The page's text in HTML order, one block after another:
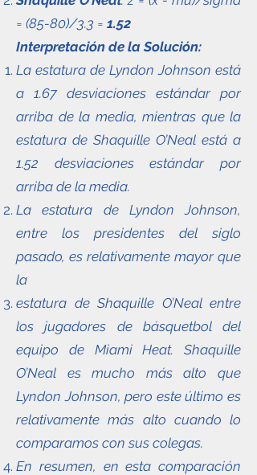
= (85-80)/3.3 = 1.52
Interpretación de la Solución:
La estatura de Lyndon Johnson está
a 1.67 desviaciones estándar por
arriba de la media, mientras que la
estatura de Shaquille O’Neal está a
1.52 desviaciones estándar por
arriba de la media.
La estatura de Lyndon Johnson,
entre los presidentes del siglo
pasado, es relativamente mayor que
la
estatura de Shaquille O’Neal entre
los jugadores de básquetbol del
equipo de Miami Heat. Shaquille
O’Neal es mucho más alto que
Lyndon Johnson, pero este último es
relativamente más alto cuando lo
comparamos con sus colegas.
En resumen, en esta comparación